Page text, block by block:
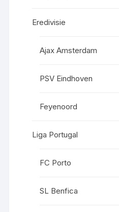
Eredivisie
Ajax Amsterdam
PSV Eindhoven
Feyenoord
Liga Portugal
FC Porto
SL Benfica